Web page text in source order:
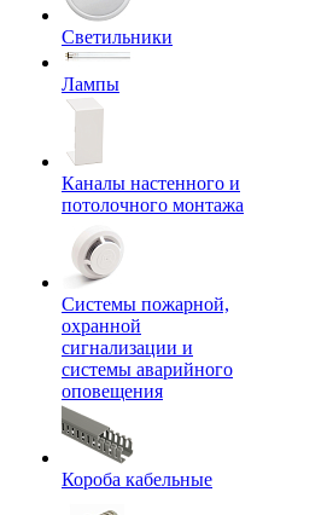
Светильники
Лампы
Каналы настенного и
потолочного монтажа
Системы пожарной,
охранной
сигнализации и
системы аварийного
оповещения
Короба кабельные